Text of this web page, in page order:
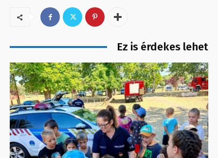
Ez is érdekes lehet